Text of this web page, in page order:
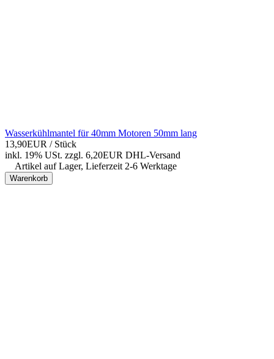
Wasserkühlmantel für 40mm Motoren 50mm lang
13,90EUR / Stück
inkl. 19% USt. zzgl. 6,20EUR DHL-Versand
Artikel auf Lager, Lieferzeit 2-6 Werktage
Warenkorb